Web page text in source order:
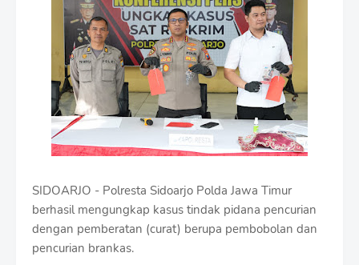
SIDOARJO - Polresta Sidoarjo Polda Jawa Timur
berhasil mengungkap kasus tindak pidana pencurian
dengan pemberatan (curat) berupa pembobolan dan
pencurian brankas.
e
s
g
n